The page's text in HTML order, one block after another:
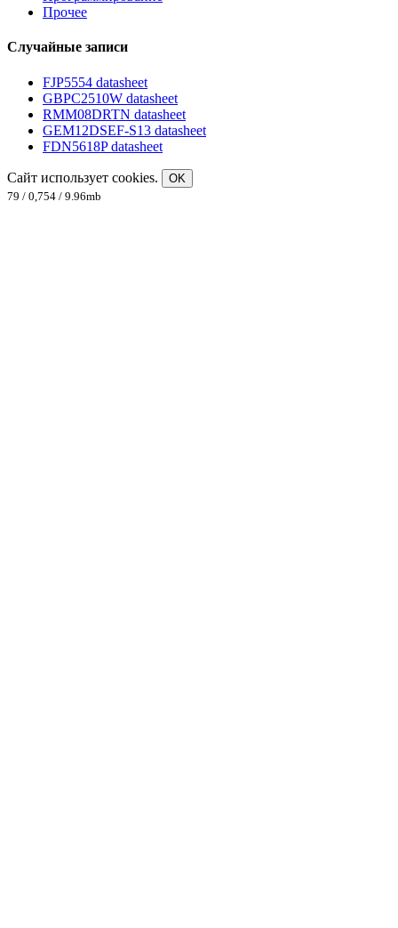
Прочее
Случайные записи
FJP5554 datasheet
GBPC2510W datasheet
RMM08DRTN datasheet
GEM12DSEF-S13 datasheet
FDN5618P datasheet
Сайт использует cookies.
OK
79 / 0,754 / 9.96mb